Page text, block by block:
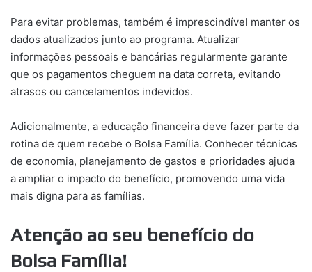
Para evitar problemas, também é imprescindível manter os
dados atualizados junto ao programa. Atualizar
informações pessoais e bancárias regularmente garante
que os pagamentos cheguem na data correta, evitando
atrasos ou cancelamentos indevidos.
Adicionalmente, a educação financeira deve fazer parte da
rotina de quem recebe o Bolsa Família. Conhecer técnicas
de economia, planejamento de gastos e prioridades ajuda
a ampliar o impacto do benefício, promovendo uma vida
mais digna para as famílias.
Atenção ao seu benefício do
Bolsa Família!